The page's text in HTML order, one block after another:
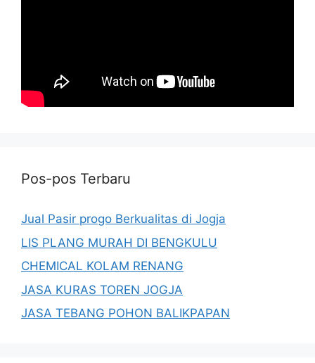
Pos-pos Terbaru
Jual Pasir progo Berkualitas di Jogja
LIS PLANG MURAH DI BENGKULU
CHEMICAL KOLAM RENANG
JASA KURAS TOREN JOGJA
JASA TEBANG POHON BALIKPAPAN